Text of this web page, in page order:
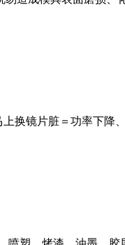
换镜片脏＝功率下降